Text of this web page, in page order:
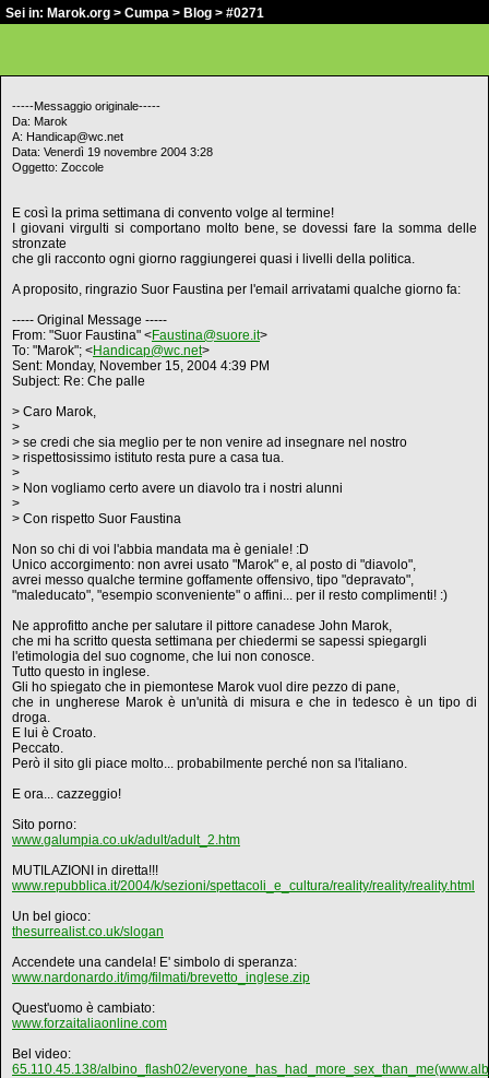
Sei in: Marok.org > Cumpa > Blog > #0271
-----Messaggio originale-----
Da: Marok
A: Handicap@wc.net
Data: Venerdì 19 novembre 2004 3:28
Oggetto: Zoccole
E così la prima settimana di convento volge al termine!
I giovani virgulti si comportano molto bene, se dovessi fare la somma delle
stronzate
che gli racconto ogni giorno raggiungerei quasi i livelli della politica.
A proposito, ringrazio Suor Faustina per l'email arrivatami qualche giorno fa:
----- Original Message -----
From: "Suor Faustina" <Faustina@suore.it>
To: "Marok"; <Handicap@wc.net>
Sent: Monday, November 15, 2004 4:39 PM
Subject: Re: Che palle
> Caro Marok,
>
> se credi che sia meglio per te non venire ad insegnare nel nostro
> rispettosissimo istituto resta pure a casa tua.
>
> Non vogliamo certo avere un diavolo tra i nostri alunni
>
> Con rispetto Suor Faustina
Non so chi di voi l'abbia mandata ma è geniale! :D
Unico accorgimento: non avrei usato "Marok" e, al posto di "diavolo",
avrei messo qualche termine goffamente offensivo, tipo "depravato",
"maleducato", "esempio sconveniente" o affini... per il resto complimenti! :)
Ne approfitto anche per salutare il pittore canadese John Marok,
che mi ha scritto questa settimana per chiedermi se sapessi spiegargli
l'etimologia del suo cognome, che lui non conosce.
Tutto questo in inglese.
Gli ho spiegato che in piemontese Marok vuol dire pezzo di pane,
che in ungherese Marok è un'unità di misura e che in tedesco è un tipo di
droga.
E lui è Croato.
Peccato.
Però il sito gli piace molto... probabilmente perché non sa l'italiano.
E ora... cazzeggio!
Sito porno:
www.galumpia.co.uk/adult/adult_2.htm
MUTILAZIONI in diretta!!!
www.repubblica.it/2004/k/sezioni/spettacoli_e_cultura/reality/reality/reality.html
Un bel gioco:
thesurrealist.co.uk/slogan
Accendete una candela! E' simbolo di speranza:
www.nardonardo.it/img/filmati/brevetto_inglese.zip
Quest'uomo è cambiato:
www.forzaitaliaonline.com
Bel video:
65.110.45.138/albino_flash02/